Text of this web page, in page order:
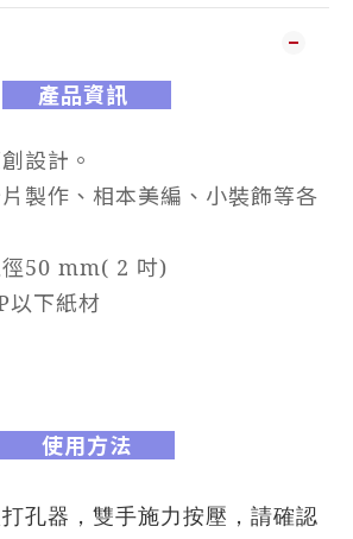
產品資訊
設計。
製作、相本美編、小裝飾等各
50 mm( 2 吋)
以下紙材
使用方法
孔器，雙手施力按壓 ，請確認